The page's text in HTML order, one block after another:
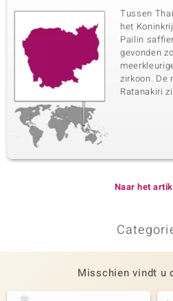
Tussen
het
Pailin
gevonden
zirkoon. De
Ratanakiri
Naar het
Misschien vindt u